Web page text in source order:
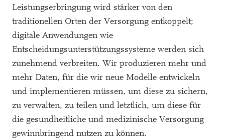
Leistungserbringung wird stärker von den
traditionellen Orten der Versorgung entkoppelt;
digitale Anwendungen wie
Entscheidungsunterstützungssysteme werden sich
zunehmend verbreiten. Wir produzieren mehr und
mehr Daten, für die wir neue Modelle entwickeln
und implementieren müssen, um diese zu sichern,
zu verwalten, zu teilen und letztlich, um diese für
die gesundheitliche und medizinische Versorgung
gewinnbringend nutzen zu können.